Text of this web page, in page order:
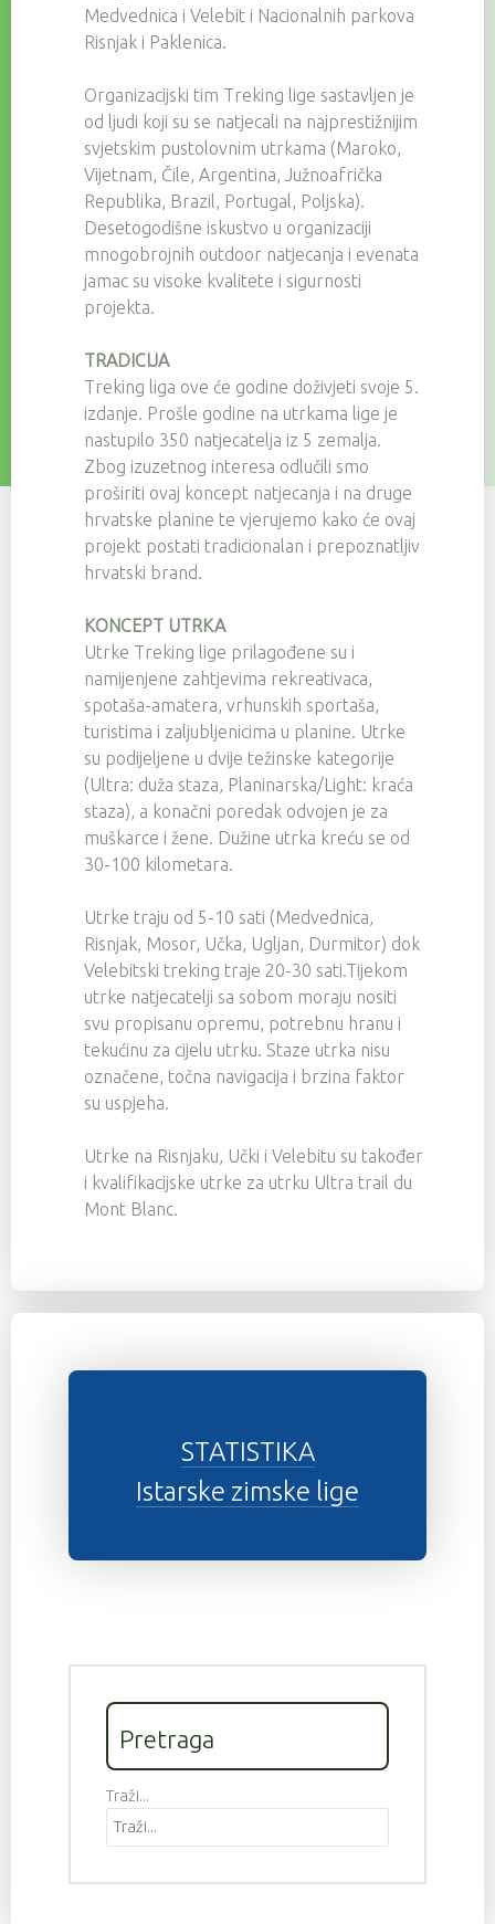
Medvednica i Velebit i Nacionalnih parkova
Risnjak i Paklenica.
Organizacijski tim Treking lige sastavljen je
od ljudi koji su se natjecali na najprestižnijim
svjetskim pustolovnim utrkama (Maroko,
Vijetnam, Čile, Argentina, Južnoafrička
Republika, Brazil, Portugal, Poljska).
Desetogodišne iskustvo u organizaciji
mnogobrojnih outdoor natjecanja i evenata
jamac su visoke kvalitete i sigurnosti
projekta.
TRADICIJA
Treking liga ove će godine doživjeti svoje 5.
izdanje. Prošle godine na utrkama lige je
nastupilo 350 natjecatelja iz 5 zemalja.
Zbog izuzetnog interesa odlučili smo
proširiti ovaj koncept natjecanja i na druge
hrvatske planine te vjerujemo kako će ovaj
projekt postati tradicionalan i prepoznatljiv
hrvatski brand.
KONCEPT UTRKA
Utrke Treking lige prilagođene su i
namijenjene zahtjevima rekreativaca,
spotaša-amatera, vrhunskih sportaša,
turistima i zaljubljenicima u planine. Utrke
su podijeljene u dvije težinske kategorije
(Ultra: duža staza, Planinarska/Light: kraća
staza), a konačni poredak odvojen je za
muškarce i žene. Dužine utrka kreću se od
30-100 kilometara.
Utrke traju od 5-10 sati (Medvednica,
Risnjak, Mosor, Učka, Ugljan, Durmitor) dok
Velebitski treking traje 20-30 sati.Tijekom
utrke natjecatelji sa sobom moraju nositi
svu propisanu opremu, potrebnu hranu i
tekućinu za cijelu utrku. Staze utrka nisu
označene, točna navigacija i brzina faktor
su uspjeha.
Utrke na Risnjaku, Učki i Velebitu su također
i kvalifikacijske utrke za utrku Ultra trail du
Mont Blanc.
STATISTIKA
Istarske zimske lige
Pretraga
Traži...